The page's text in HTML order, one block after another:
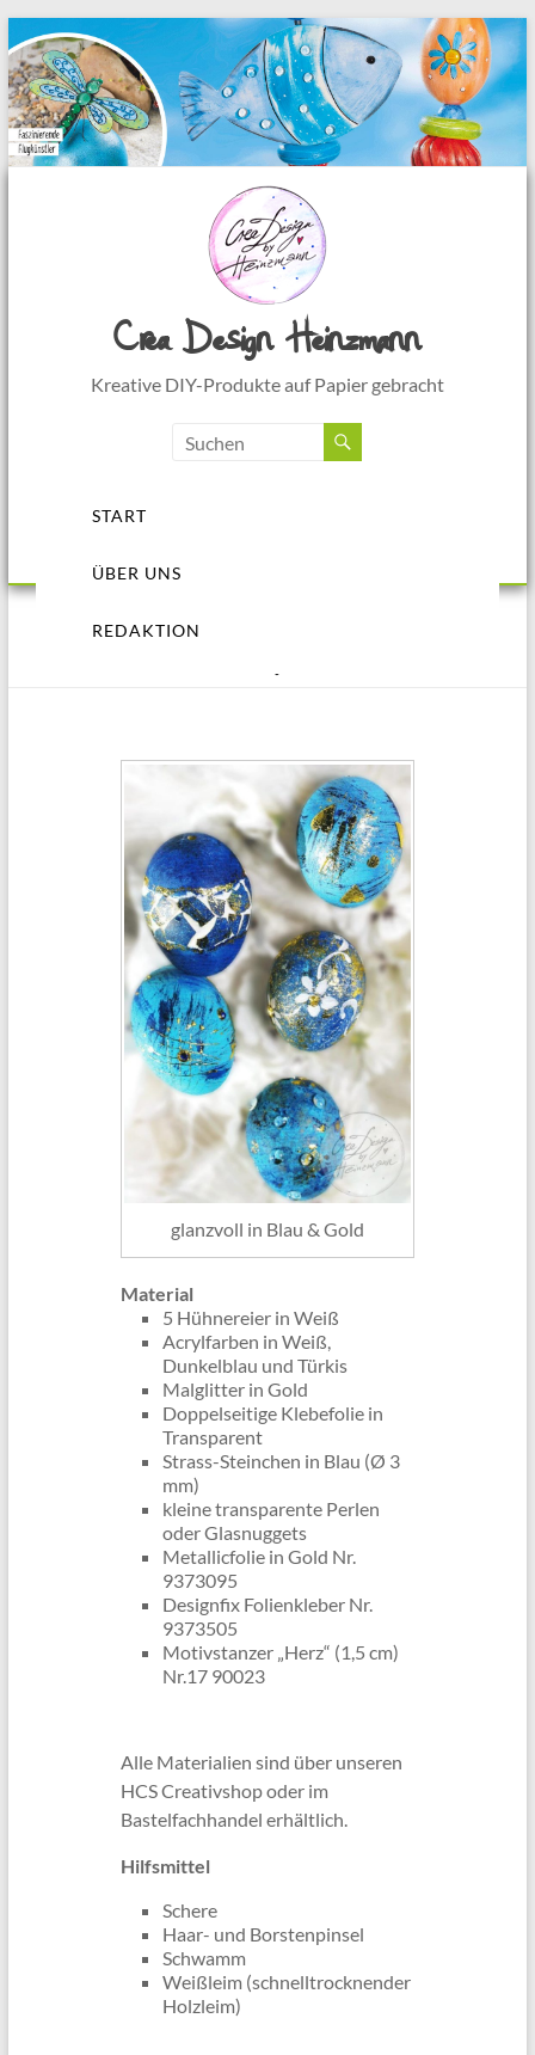
Crea Design Heinzmann
Kreative DIY-Produkte auf Papier gebracht
MenüSTART
ÜBER UNS
REDAKTION
glanzvoll in Blau & Gold
Material
5 Hühnereier in Weiß
Acrylfarben in Weiß,
Dunkelblau und Türkis
Malglitter in Gold
Doppelseitige Klebefolie in
Transparent
Strass-Steinchen in Blau (Ø 3
mm)
kleine transparente Perlen
oder Glasnuggets
Metallicfolie in Gold Nr.
9373095
Designfix Folienkleber Nr.
9373505
Motivstanzer „Herz“ (1,5 cm)
Nr.17 90023
Alle Materialien sind über unseren
HCS Creativshop oder im
Bastelfachhandel erhältlich.
Hilfsmittel
Schere
Haar- und Borstenpinsel
Schwamm
Weißleim (schnelltrocknender
Holzleim)